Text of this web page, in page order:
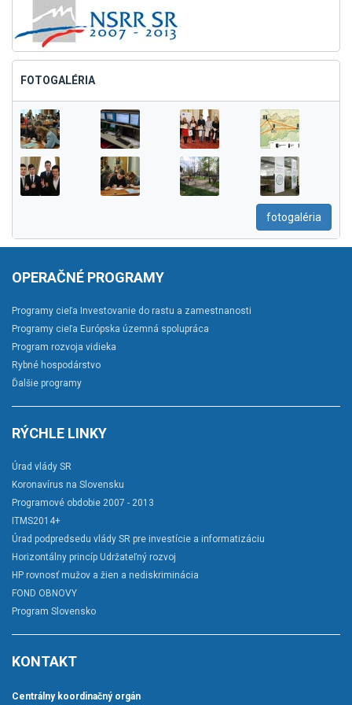
FOTOGALÉRIA
fotogaléria
OPERAČNÉ PROGRAMY
Programy cieľa Investovanie do rastu a zamestnanosti
Programy cieľa Európska územná spolupráca
Program rozvoja vidieka
Rybné hospodárstvo
Ďalšie programy
RÝCHLE LINKY
Úrad vlády SR
Koronavírus na Slovensku
Programové obdobie 2007 - 2013
ITMS2014+
Úrad podpredsedu vlády SR pre investície a informatizáciu
Horizontálny princíp Udržateľný rozvoj
HP rovnosť mužov a žien a nediskriminácia
FOND OBNOVY
Program Slovensko
KONTAKT
Centrálny koordinačný orgán